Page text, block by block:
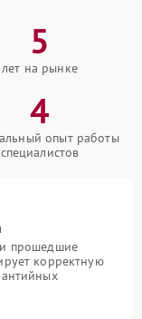
5
лет на рынке
4
опыт работы
специалистов
и прошедшие
корректную